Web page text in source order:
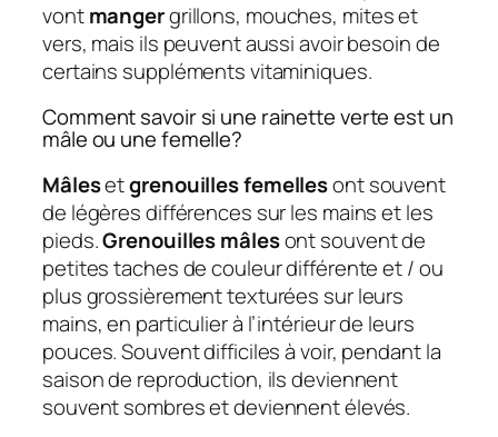
vontmangergrillons, mouches, mites et
vers, mais ils peuvent aussi avoir besoin de
certains suppléments vitaminiques.
Comment savoir si une rainette verte est un
mâle ou une femelle?
Mâlesetgrenouilles femellesont souvent
de légères différences sur les mains et les
pieds.Grenouilles mâlesont souvent de
petites taches de couleur différente et / ou
plus grossièrement texturées sur leurs
mains, en particulier à l’intérieur de leurs
pouces. Souvent difficiles à voir, pendant la
saison de reproduction, ils deviennent
souvent sombres et deviennent élevés.